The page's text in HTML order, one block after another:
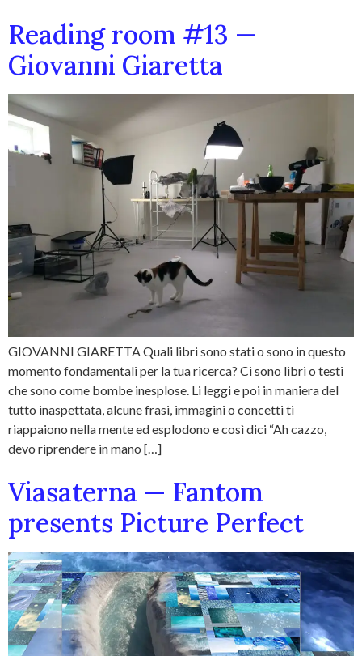
Reading room #13 —
Giovanni Giaretta
GIOVANNI GIARETTA Quali libri sono stati o sono in questo
momento fondamentali per la tua ricerca? Ci sono libri o testi
che sono come bombe inesplose. Li leggi e poi in maniera del
tutto inaspettata, alcune frasi, immagini o concetti ti
riappaiono nella mente ed esplodono e così dici “Ah cazzo,
devo riprendere in mano […]
Viasaterna — Fantom
presents Picture Perfect